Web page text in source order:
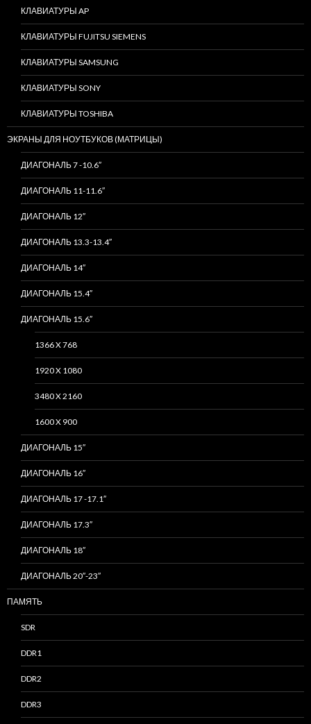
КЛАВИАТУРЫ AP
КЛАВИАТУРЫ FUJITSU SIEMENS
КЛАВИАТУРЫ SAMSUNG
КЛАВИАТУРЫ SONY
КЛАВИАТУРЫ TOSHIBA
ЭКРАНЫ ДЛЯ НОУТБУКОВ (МАТРИЦЫ)
ДИАГОНАЛЬ 7 -10.6″
ДИАГОНАЛЬ 11-11.6″
ДИАГОНАЛЬ 12″
ДИАГОНАЛЬ 13.3-13.4″
ДИАГОНАЛЬ 14″
ДИАГОНАЛЬ 15.4″
ДИАГОНАЛЬ 15.6″
1366 X 768
1920 X 1080
3480 X 2160
1600 X 900
ДИАГОНАЛЬ 15″
ДИАГОНАЛЬ 16″
ДИАГОНАЛЬ 17 -17.1″
ДИАГОНАЛЬ 17.3″
ДИАГОНАЛЬ 18″
ДИАГОНАЛЬ 20″-23″
ПАМЯТЬ
SDR
DDR1
DDR2
DDR3